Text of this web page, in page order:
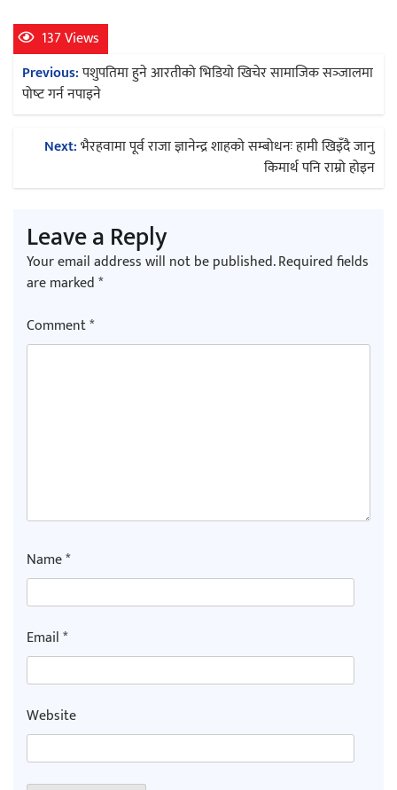
मुक्तकसङ्ग्रह लोकार्पण
‘दुर्गा’ निर्माण गर्दै सम्राट
137 Views
Post
navigation
Previous:पशुपतिमा हुने आरतीको भिडियो खिचेर सामाजिक सञ्‍जालमा
पोष्‍ट गर्न नपाइने
Next:भैरहवामा पूर्व राजा ज्ञानेन्द्र शाहको सम्बोधनः हामी खिइँदै जानु
किमार्थ पनि राम्रो होइन
Leave a Reply
Your email address will not be published.Required fields
are marked*
Comment*
Name*
Email*
Website